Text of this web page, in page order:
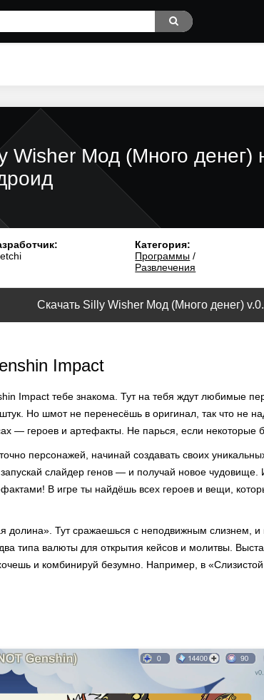
Wisher Мод (Много денег)
Категория:
Программы /
Развлечения
Скачать Silly Wisher Мод (Много денег)
Impact
Impact тебе знакома. Тут на тебя ждут любимые
Но шмот не перенесёшь в оригинал, так что не
— героев и артефакты. Не парься, если некоторые
персонажей, начинай создавать своих
слайдер генов — и получай новое чудовище.
В игре ты найдёшь всех героев и вещи,
долина». Тут сражаешься с неподвижным слизнем, и
типа валюты для открытия кейсов и молитвы.
и комбинируй безумно. Например, в